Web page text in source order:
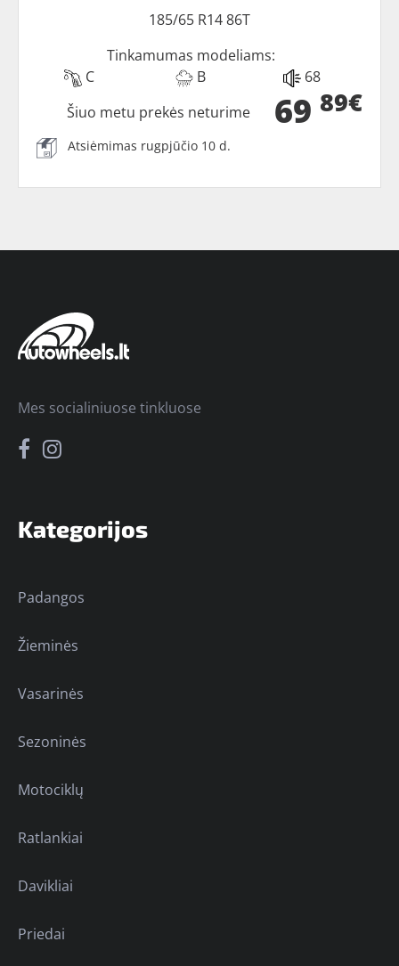
185/65 R14 86T
Tinkamumas modeliams:
C
B 68
69 89€
Šiuo metu prekės neturime
Atsiėmimas rugpjūčio 10 d.
Kategorijos
Padangos
Žieminės
Vasarinės
Sezoninės
Motociklų
Ratlankiai
Davikliai
Priedai
Mes socialiniuose tinkluose